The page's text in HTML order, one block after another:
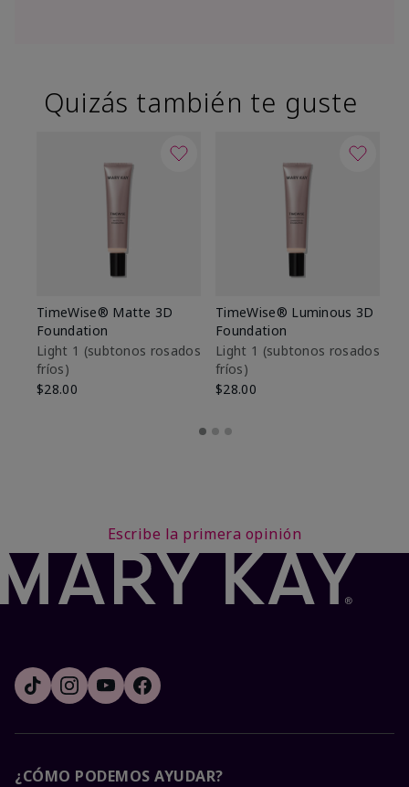
Quizás también te guste
TimeWise® Matte 3D
Foundation
Light 1​ (subtonos rosados
fríos)
$28.00
TimeWise® Luminous 3D
Foundation
Light 1​ (subtonos rosados
fríos)
$28.00
Escribe la primera opinión
¿CÓMO PODEMOS AYUDAR?